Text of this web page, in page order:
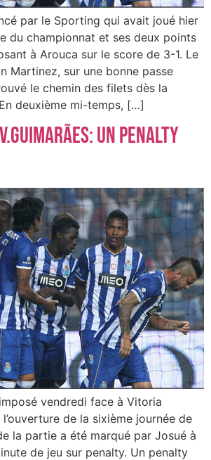
par le Sporting qui avait joué hier
du championnat et ses deux points
à Arouca sur le score de 3-1. Le
Martinez, sur une bonne passe
le chemin des filets dès la
deuxième mi-temps, […]
un penalty
vendredi face à Vitoria
de la sixième journée de
la partie a été marqué par Josué à
de jeu sur penalty. Un penalty